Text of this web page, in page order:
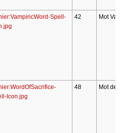
Spell-
42 Mot
Icon.jpg
48 Mot de